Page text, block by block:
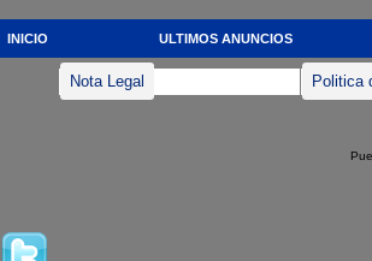
INICIO ULTIMOS ANUNCIOS
Nota Legal Politica